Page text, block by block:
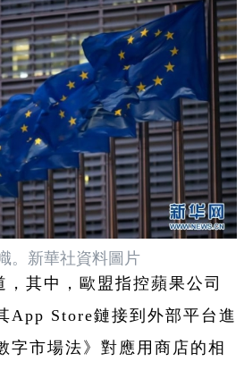
。新華社資料圖片
其中，歐盟指控蘋果公司
App Store鏈接到外部平台進
字市場法》對應用商店的相